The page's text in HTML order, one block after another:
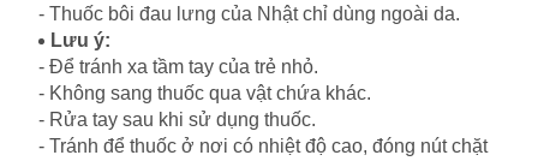
- Thuốc bôi đau lưng của Nhật chỉ dùng ngoài da.
Lưu ý:
- Để tránh xa tầm tay của trẻ nhỏ.
- Không sang thuốc qua vật chứa khác.
- Rửa tay sau khi sử dụng thuốc.
- Tránh để thuốc ở nơi có nhiệt độ cao, đóng nút chặt